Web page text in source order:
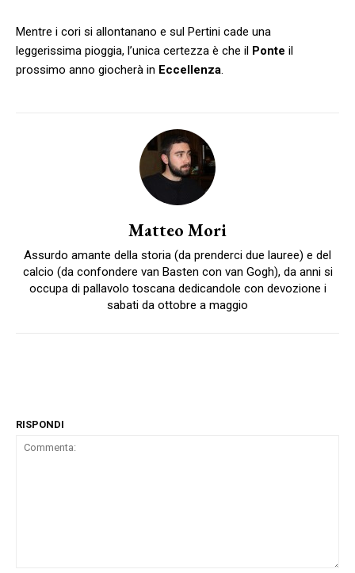
Mentre i cori si allontanano e sul Pertini cade una
leggerissima pioggia, l’unica certezza è che il Ponte il
prossimo anno giocherà in Eccellenza.
Matteo Mori
Assurdo amante della storia (da prenderci due lauree) e del
calcio (da confondere van Basten con van Gogh), da anni si
occupa di pallavolo toscana dedicandole con devozione i
sabati da ottobre a maggio
RISPONDI